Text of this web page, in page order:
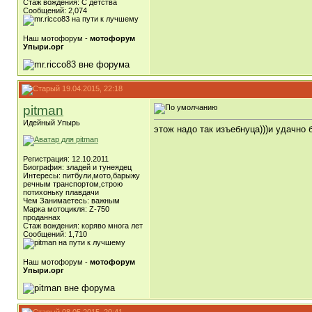
Стаж вождения: C детства
Сообщений: 2,074
Наш мотофорум - мотофорум
Упыри.орг
19.04.2015, 22:18
pitman
Идейный Упырь
Регистрация: 12.10.2011
Биография: зладей и тунеядец
Интересы: питбули,мото,барыжу
речным транспортом,строю
потихоньку плавдачи
Чем Занимаетесь: важным
Марка мотоцикля: Z-750
проданнах
Стаж вождения: коряво многа лет
Сообщений: 1,710
Наш мотофорум - мотофорум
Упыри.орг
этож надо так изъебнуца)))и удачно